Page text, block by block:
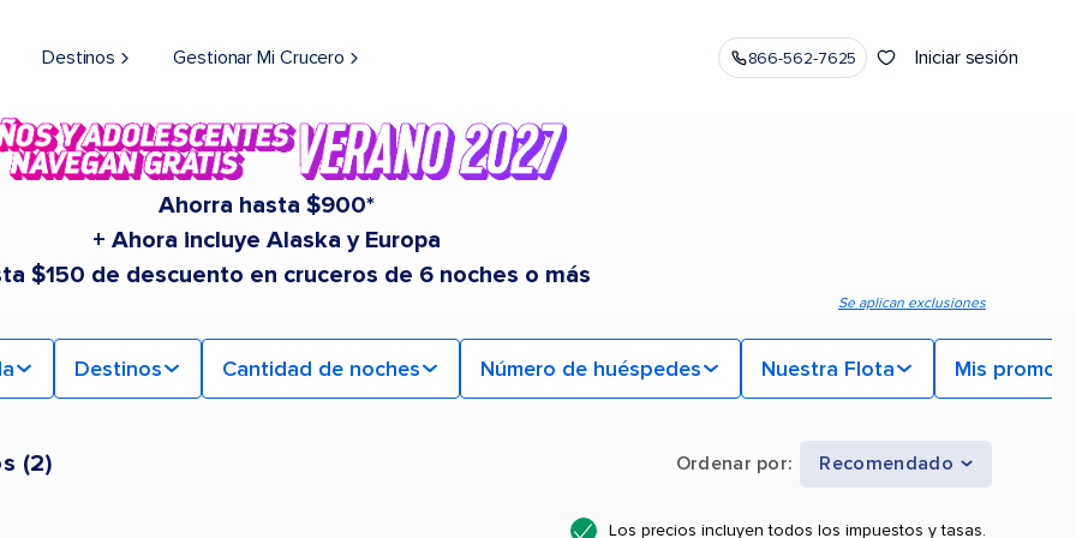
Destinos Gestionar Mi Crucero 866-562-7625 Iniciar sesión
Ahorra hasta $900*
+ Ahora incluye Alaska y Europa
$150 de descuento en cruceros de 6 noches o más
Se aplican exclusiones
Destinos Cantidad de noches Número de huéspedes Nuestra Flota Mis
(2) Ordenar por: Recomendado
Los precios incluyen todos los impuestos y tasas.